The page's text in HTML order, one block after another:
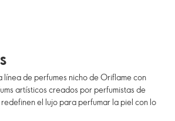
línea de perfumes nicho de Oriflame con
artísticos creados por perfumistas de
el lujo para perfumar la piel con lo